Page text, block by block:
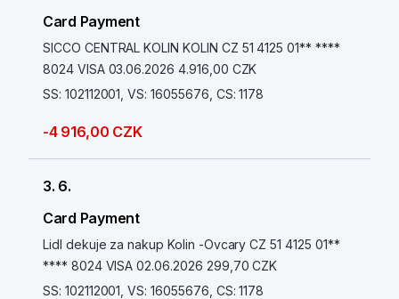
Card Payment
SICCO CENTRAL KOLIN KOLIN CZ 51 4125 01** ****
8024 VISA 03.06.2026 4.916,00 CZK
SS: 102112001, VS: 16055676, CS: 1178
-4 916,00 CZK
3. 6.
Card Payment
Lidl dekuje za nakup Kolin -Ovcary CZ 51 4125 01**
**** 8024 VISA 02.06.2026 299,70 CZK
SS: 102112001, VS: 16055676, CS: 1178